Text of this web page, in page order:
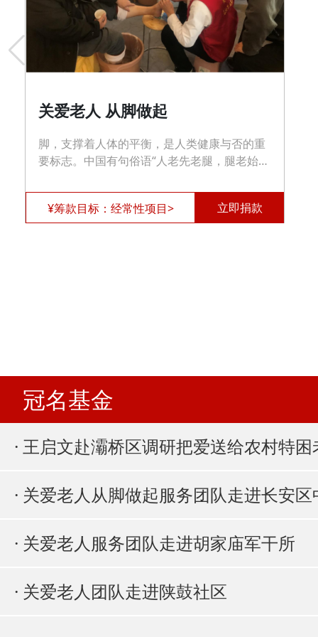
关爱老人 从脚做起
脚，支撑着人体的平衡，是人类健康与否的重
要标志。中国有句俗语“人老先老腿，腿老始于
的正常情况。最容易被人忽视，由于没得到及
时的重视、呵护、治疗，相当一部分老年人由
¥筹款目标：经常性项目> 立即捐款
冠名基金
· 王启文赴灞桥区调研把爱送给农村特
· 关爱老人从脚做起服务团队走进长安
· 关爱老人服务团队走进胡家庙军干所
· 关爱老人团队走进陕鼓社区